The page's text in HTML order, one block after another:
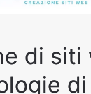
di siti